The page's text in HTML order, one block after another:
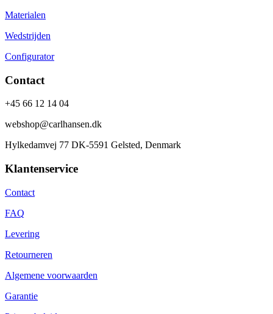
Materialen
Wedstrijden
Configurator
Contact
+45 66 12 14 04
webshop@carlhansen.dk
Hylkedamvej 77 DK-5591 Gelsted, Denmark
Klantenservice
Contact
FAQ
Levering
Retourneren
Algemene voorwaarden
Garantie